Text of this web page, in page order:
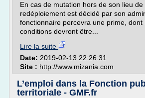
En cas de mutation hors de son lieu
redéploiement est décidé par son
fonctionnaire percevra une prime, dont
conditions devront être...
Lire la suite
Date: 2019-02-13 22:26:31
Site : http://www.mizania.com
L’emploi dans la Fonction
territoriale - GMF.fr